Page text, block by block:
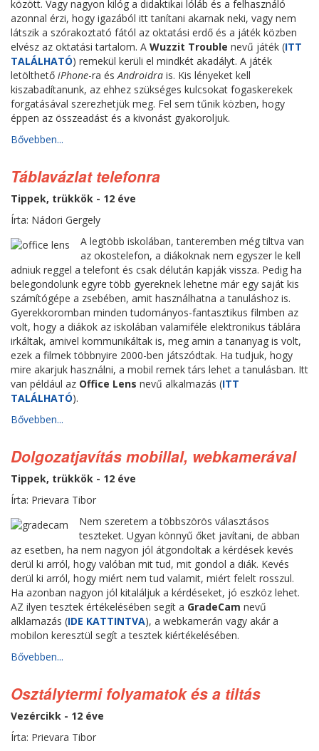
között. Vagy nagyon kilóg a didaktikai lóláb és a felhasználó
azonnal érzi, hogy igazából itt tanítani akarnak neki, vagy nem
látszik a szórakoztató fától az oktatási erdő és a játék közben
elvész az oktatási tartalom. A Wuzzit Trouble nevű játék (ITT
TALÁLHATÓ) remekül kerüli el mindkét akadályt. A játék
letölthető iPhone-ra ésAndroidra is. Kis lényeket kell
kiszabadítanunk, az ehhez szükséges kulcsokat fogaskerekek
forgatásával szerezhetjük meg. Fel sem tűnik közben, hogy
éppen az összeadást és a kivonást gyakoroljuk.
Bővebben...
Táblavázlat telefonra
Tippek, trükkök - 12 éve
Írta: Nádori Gergely
A legtöbb iskolában, tanteremben még tiltva van
az okostelefon, a diákoknak nem egyszer le kell
adniuk reggel a telefont és csak délután kapják vissza. Pedig ha
belegondolunk egyre több gyereknek lehetne már egy saját kis
számítógépe a zsebében, amit használhatna a tanuláshoz is.
Gyerekkoromban minden tudományos-fantasztikus filmben az
volt, hogy a diákok az iskolában valamiféle elektronikus táblára
irkáltak, amivel kommunikáltak is, meg amin a tananyag is volt,
ezek a filmek többnyire 2000-ben játszódtak. Ha tudjuk, hogy
mire akarjuk használni, a mobil remek társ lehet a tanulásban. Itt
van például az Office Lens nevű alkalmazás (ITT
TALÁLHATÓ).
Bővebben...
Dolgozatjavítás mobillal, webkamerával
Tippek, trükkök - 12 éve
Írta: Prievara Tibor
Nem szeretem a többszörös választásos
teszteket. Ugyan könnyű őket javítani, de abban
az esetben, ha nem nagyon jól átgondoltak a kérdések kevés
derül ki arról, hogy valóban mit tud, mit gondol a diák. Kevés
derül ki arról, hogy miért nem tud valamit, miért felelt rosszul.
Ha azonban nagyon jól kitaláljuk a kérdéseket, jó eszköz lehet.
AZ ilyen tesztek értékelésében segít a GradeCam nevű
alklamazás (IDE KATTINTVA), a webkamerán vagy akár a
mobilon keresztül segít a tesztek kiértékelésében.
Bővebben...
Osztálytermi folyamatok és a tiltás
Vezércikk - 12 éve
Írta: Prievara Tibor